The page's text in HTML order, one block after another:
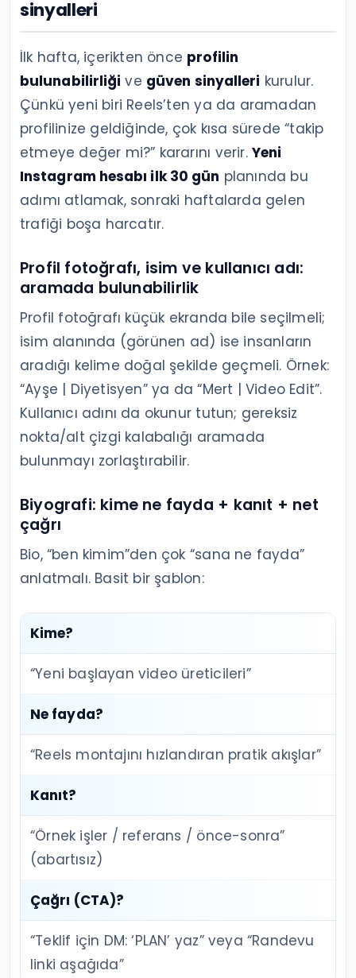
sinyalleri
İlk hafta, içerikten önce profilin
bulunabilirliği ve güven sinyalleri kurulur.
Çünkü yeni biri Reels’ten ya da aramadan
profilinize geldiğinde, çok kısa sürede “takip
etmeye değer mi?” kararını verir. Yeni
Instagram hesabı ilk 30 gün planında bu
adımı atlamak, sonraki haftalarda gelen
trafiği boşa harcatır.
Profil fotoğrafı, isim ve kullanıcı adı:
aramada bulunabilirlik
Profil fotoğrafı küçük ekranda bile seçilmeli;
isim alanında (görünen ad) ise insanların
aradığı kelime doğal şekilde geçmeli. Örnek:
“Ayşe | Diyetisyen” ya da “Mert | Video Edit”.
Kullanıcı adını da okunur tutun; gereksiz
nokta/alt çizgi kalabalığı aramada
bulunmayı zorlaştırabilir.
Biyografi: kime ne fayda + kanıt + net
çağrı
Bio, “ben kimim”den çok “sana ne fayda”
anlatmalı. Basit bir şablon:
Kime?
“Yeni başlayan video üreticileri”
Ne fayda?
“Reels montajını hızlandıran pratik akışlar”
Kanıt?
“Örnek işler / referans / önce-sonra”
(abartısız)
Çağrı (CTA)?
“Teklif için DM: ‘PLAN’ yaz” veya “Randevu
linki aşağıda”